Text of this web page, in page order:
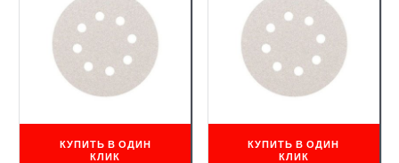
КУПИТЬ В ОДИН
КЛИК
КУПИТЬ В ОДИН
КЛИК